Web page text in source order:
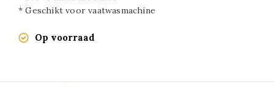
* Geschikt voor vaatwasmachine
Op voorraad